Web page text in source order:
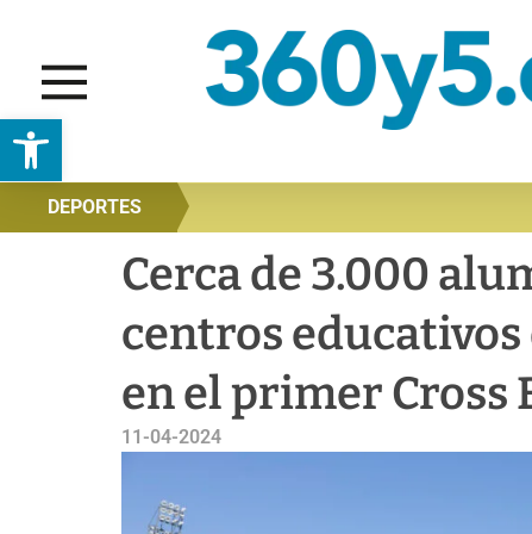
Abrir barra de herramientas
DEPORTES
Cerca de 3.000
centros
en el primer Cross
11-04-2024